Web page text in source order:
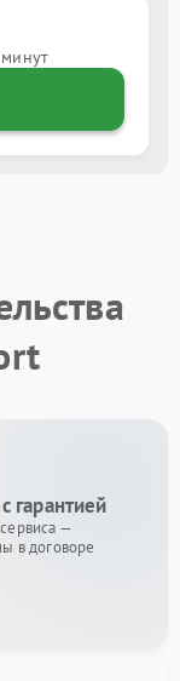
гарантией
—
в договоре